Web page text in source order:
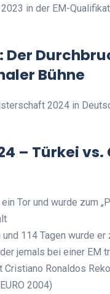
in der EM-
Der
Bühne
2024 in
– Türkei
Tor und wurde zum
114 Tagen wurde er
jemals bei einer EM
Cristiano Ronaldos
2004)